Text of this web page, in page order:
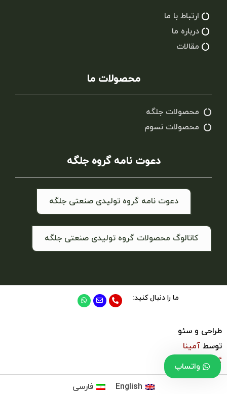
ارتباط با ما
درباره ما
مقالات
محصولات ما
محصولات جلگه
محصولات نسوم
دعوت نامه گروه جلگه
دعوت نامه گروه تولیدی صنعتی جلگه
کاتالوگ محصولات گروه تولیدی صنعتی جلگه
ما را دنبال کنید:
طراحی و سئو
توسط آمینا
گروپ واتساپ
English
فارسی